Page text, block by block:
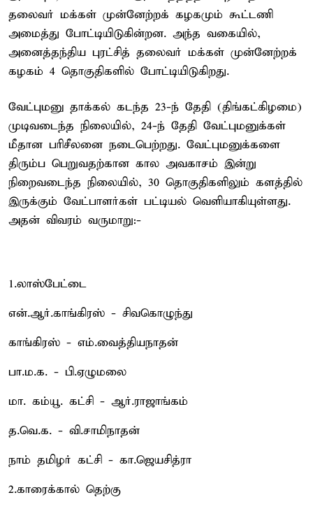
தலைவர் மக்கள் முன்னேற்றக் கழகமும் கூட்டணி
அமைத்து போட்டியிடுகின்றன. அந்த வகையில்,
அனைத்தந்திய புரட்சித் தலைவர் மக்கள் முன்னேற்றக்
கழகம் 4 தொகுதிகளில் போட்டியிடுகிறது.
வேட்புமனு தாக்கல் கடந்த 23-ந் தேதி (திங்கட்கிழமை)
முடிவடைந்த நிலையில், 24-ந் தேதி வேட்புமனுக்கள்
மீதான பரிசீலனை நடைபெற்றது. வேட்புமனுக்களை
திரும்ப பெறுவதற்கான கால அவகாசம் இன்று
நிறைவடைந்த நிலையில், 30 தொகுதிகளிலும் களத்தில்
இருக்கும் வேட்பாளர்கள் பட்டியல் வெளியாகியுள்ளது.
அதன் விவரம் வருமாறு:-
1.லாஸ்பேட்டை
என்.ஆர்.காங்கிரஸ் - சிவகொழுந்து
காங்கிரஸ் - எம்.வைத்தியநாதன்
பா.ம.க. - பி.ஏழுமலை
மா. கம்யூ. கட்சி - ஆர்.ராஜாங்கம்
த.வெ.க. - வி.சாமிநாதன்
நாம் தமிழர் கட்சி - கா.ஜெயசித்ரா
2.காரைக்கால் தெற்கு